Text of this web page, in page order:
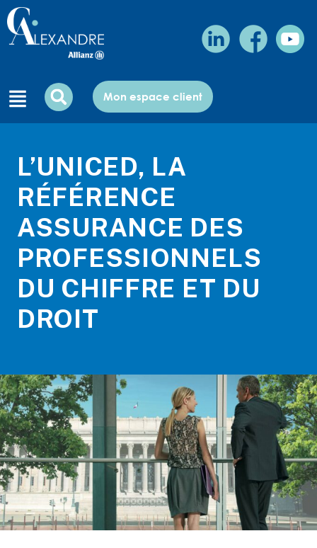
Mon espace client
L’UNICED, LA
RÉFÉRENCE
ASSURANCE DES
PROFESSIONNELS
DU CHIFFRE ET DU
DROIT